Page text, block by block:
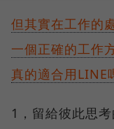
但其實在工作的
一個正確的工作
真的適合用LINE
1，留給彼此思考